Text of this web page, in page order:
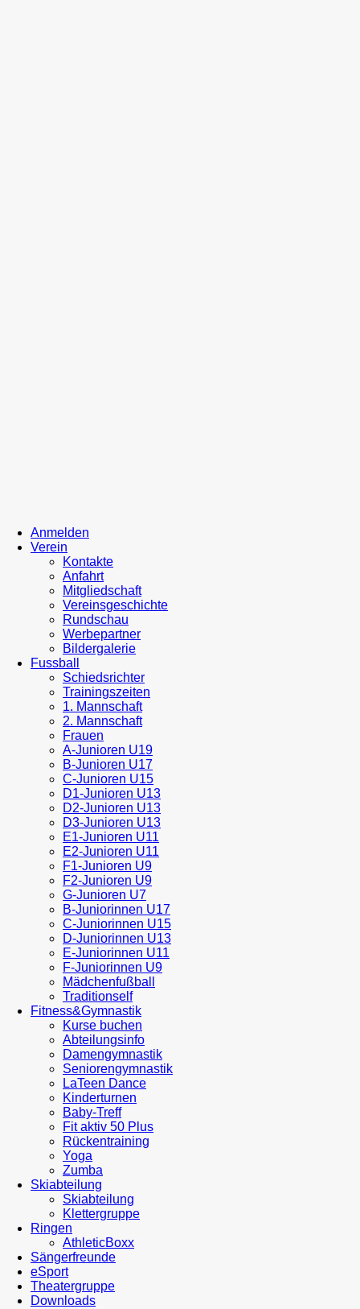
Anmelden
Verein
Kontakte
Anfahrt
Mitgliedschaft
Vereinsgeschichte
Rundschau
Werbepartner
Bildergalerie
Fussball
Schiedsrichter
Trainingszeiten
1. Mannschaft
2. Mannschaft
Frauen
A-Junioren U19
B-Junioren U17
C-Junioren U15
D1-Junioren U13
D2-Junioren U13
D3-Junioren U13
E1-Junioren U11
E2-Junioren U11
F1-Junioren U9
F2-Junioren U9
G-Junioren U7
B-Juniorinnen U17
C-Juniorinnen U15
D-Juniorinnen U13
E-Juniorinnen U11
F-Juniorinnen U9
Mädchenfußball
Traditionself
Fitness&Gymnastik
Kurse buchen
Abteilungsinfo
Damengymnastik
Seniorengymnastik
LaTeen Dance
Kinderturnen
Baby-Treff
Fit aktiv 50 Plus
Rückentraining
Yoga
Zumba
Skiabteilung
Skiabteilung
Klettergruppe
Ringen
AthleticBoxx
Sängerfreunde
eSport
Theatergruppe
Downloads